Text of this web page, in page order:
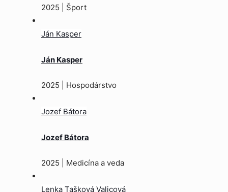
2025 | Šport
Ján Kasper
Ján Kasper
2025 | Hospodárstvo
Jozef Bátora
Jozef Bátora
2025 | Medicína a veda
Lenka Tašková Valicová